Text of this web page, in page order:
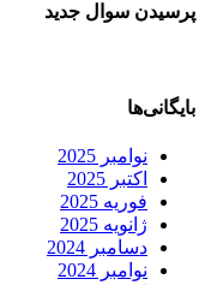
پرسیدن سوال جدید
بایگانی‌ها
نوامبر 2025
اکتبر 2025
فوریه 2025
ژانویه 2025
دسامبر 2024
نوامبر 2024